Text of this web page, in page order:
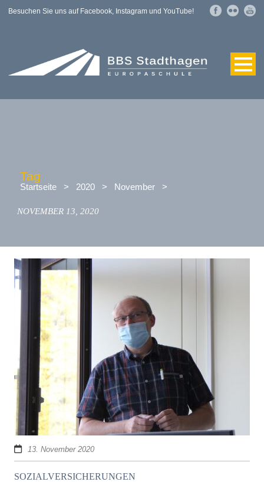
Besuchen Sie uns auf Facebook, Instagram und YouTube!
Tag
Startseite > 2020 > November >
NOVEMBER 13, 2020
13. November 2020
SOZIALVERSICHERUNGEN